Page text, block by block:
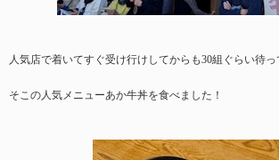
人気店で着いてすぐ受け行けしてからも30組ぐらい待
そこの人気メニューあか牛丼を食べました！